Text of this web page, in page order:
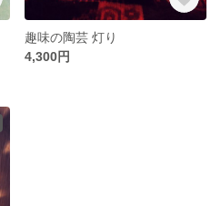
趣味の陶芸 灯り
4,300円